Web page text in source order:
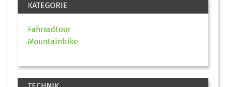
KATEGORIE
Fahrradtour
Mountainbike